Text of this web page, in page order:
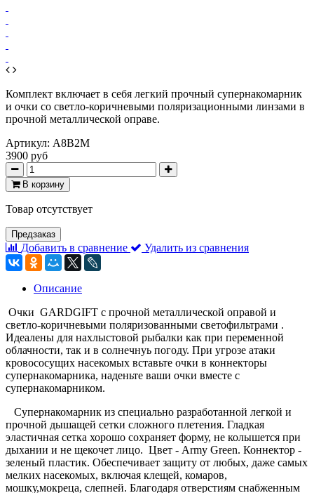
Комплект включает в себя легкий прочный супернакомарник
и очки со светло-коричневыми поляризационными линзами в
прочной металлической оправе.
Артикул: А8В2М
3900 руб
В корзину
Товар отсутствует
Предзаказ
Добавить в сравнение Удалить из сравнения
Описание
Очки GARDGIFT с прочной металлической оправой и
светло-коричневыми поляризованными светофильтрами .
Идеалены для нахлыстовой рыбалки как при переменной
облачности, так и в солнечнуь погоду. При угрозе атаки
кровососущих насекомых вставьте очки в коннекторы
супернакомарника, наденьте ваши очки вместе с
супернакомарником.
Супернакомарник из специально разработанной легкой и
прочной дышащей сетки сложного плетения. Гладкая
эластичная сетка хорошо сохраняет форму, не колышется при
дыхании и не щекочет лицо. Цвет - Army Green. Коннектор -
зеленый пластик. Обеспечивает защиту от любых, даже самых
мелких насекомых, включая клещей, комаров,
мошку,мокреца, слепней. Благодаря отверстиям снабженным